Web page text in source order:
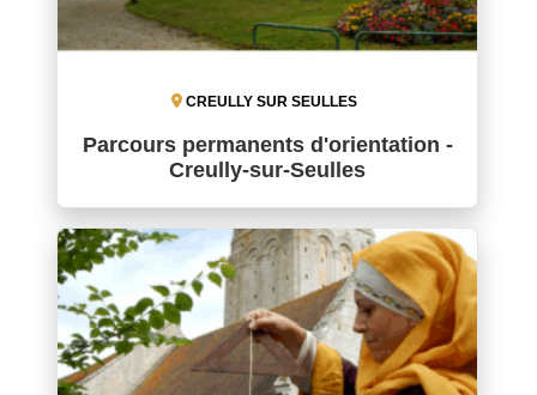
CREULLY SUR SEULLES
Parcours permanents d'orientation -
Creully-sur-Seulles